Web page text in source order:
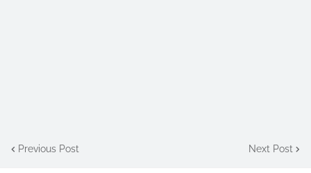
Previous Post Next Post